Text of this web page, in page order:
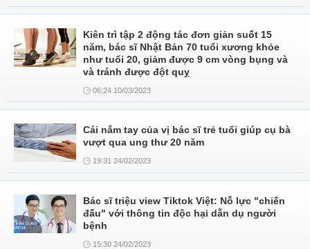
Kiên trì tập 2 động tác đơn giản suốt 15
năm, bác sĩ Nhật Bản 70 tuổi xương khỏe
như tuổi 20, giảm được 9 cm vòng bụng và
và tránh được đột quỵ
06:24 10/03/2023
Cái nắm tay của vị bác sĩ trẻ tuổi giúp cụ bà
vượt qua ung thư 20 năm
19:31 24/02/2023
Bác sĩ triệu view Tiktok Việt: Nỗ lực "chiến
đấu" với thông tin độc hại dẫn dụ người
bệnh
15:30 24/02/2023